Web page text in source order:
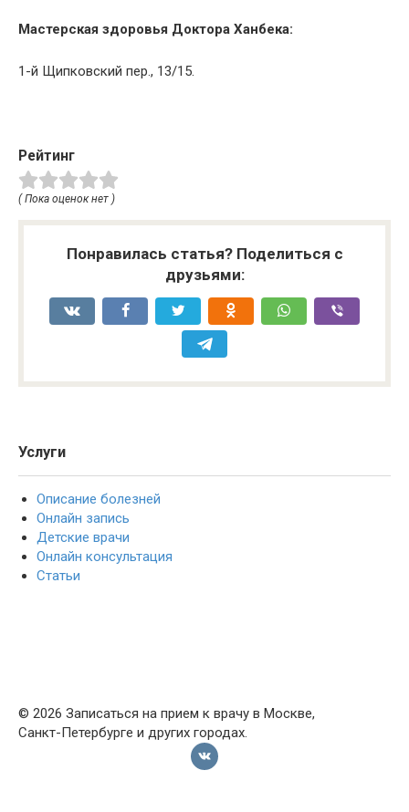
Мастерская здоровья Доктора Ханбека:
1-й Щипковский пер., 13/15.
Рейтинг
( Пока оценок нет )
Понравилась статья? Поделиться с
друзьями:
Услуги
Описание болезней
Онлайн запись
Детские врачи
Онлайн консультация
Статьи
© 2026 Записаться на прием к врачу в Москве,
Санкт-Петербурге и других городах.